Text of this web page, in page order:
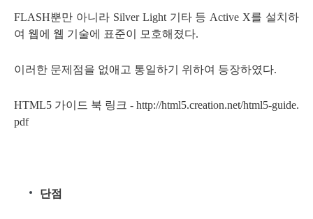
FLASH뿐만 아니라 Silver Light 기타 등 Active X를 설치하
여 웹에 웹 기술에 표준이 모호해졌다.
이러한 문제점을 없애고 통일하기 위하여 등장하였다.
HTML5 가이드 북 링크 - http://html5.creation.net/html5-guide.
pdf
단점